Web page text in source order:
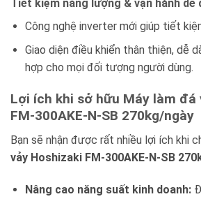
Tiết kiệm năng lượng & vận hành dễ
Công nghệ inverter mới giúp tiết
Giao diện điều khiển thân thiện, dễ
hợp cho mọi đối tượng người dùng.
Lợi ích khi sở hữu Máy làm đá
FM-300AKE-N-SB 270kg/ngày
Bạn sẽ nhận được rất nhiều lợi ích khi
vảy Hoshizaki FM-300AKE-N-SB
Nâng cao năng suất kinh doanh: